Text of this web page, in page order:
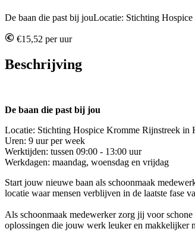
De baan die past bij jouLocatie: Stichting
€15,52 per uur
Beschrijving
De baan die past bij jou
Locatie: Stichting Hospice Kromme Rijnstreek in
Uren: 9 uur per week
Werktijden: tussen 09:00 - 13:00 uur
Werkdagen: maandag, woensdag en vrijdag
Start jouw nieuwe baan als schoonmaak
locatie waar mensen verblijven in de laatste fase
Als schoonmaak medewerker zorg jij voor
oplossingen die jouw werk leuker en makkelijker